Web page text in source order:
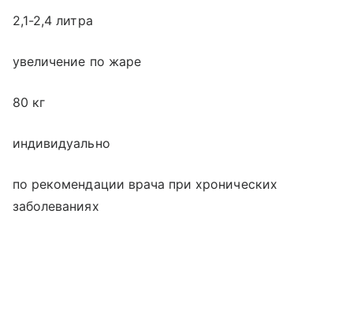
2,1-2,4 литра
увеличение по жаре
80 кг
индивидуально
по рекомендации врача при хронических
заболеваниях